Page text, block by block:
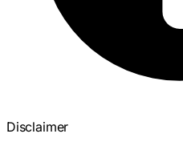
Disclaimer